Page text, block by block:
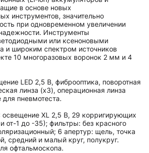
в основе новых
инструментов, значительно
при одновременном увеличении
Инструменты
или ксеноновыми
и широким спектром источников
10 многоразовых воронок 2 мм и 4
LED 2,5 В, фиброоптика, поворотная
линза (х3), операционная линза
пневмотеста.
XL 2,5 В, 29 корригирующих
от-1 до -35); фильтры: без красного
6 апертур: щель, точка
средний и малый круг, полукруг.
офтальмоскопа.